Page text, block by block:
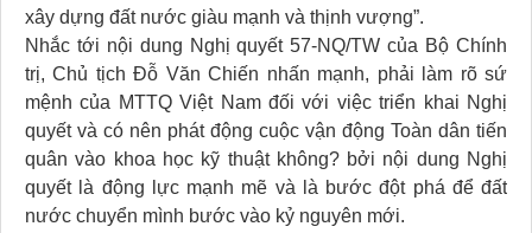
xây dựng đất nước giàu mạnh và thịnh vượng”.
Nhắc tới nội dung Nghị quyết 57-NQ/TW của Bộ Chính
trị, Chủ tịch Đỗ Văn Chiến nhấn mạnh, phải làm rõ sứ
mệnh của MTTQ Việt Nam đối với việc triển khai Nghị
quyết và có nên phát động cuộc vận động Toàn dân tiến
quân vào khoa học kỹ thuật không? bởi nội dung Nghị
quyết là động lực mạnh mẽ và là bước đột phá để đất
nước chuyển mình bước vào kỷ nguyên mới.